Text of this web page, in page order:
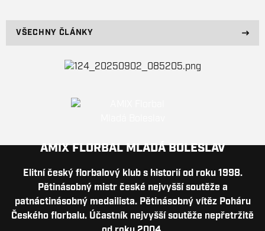
VŠECHNY ČLÁNKY
AMIX FLORBAL MLADÁ BOLESLAV
Elitní český florbalový klub s historií od roku 1998.
Pětinásobný mistr české nejvyšší soutěže a
patnáctinásobný medailista. Pětinásobný vítěz Poháru
Českého florbalu. Účastník nejvyšší soutěže nepřetržitě